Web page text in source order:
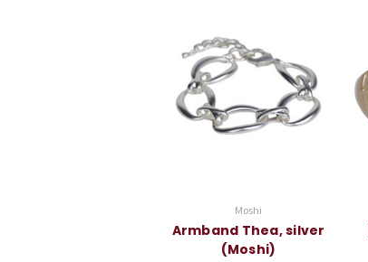
Moshi
Armband Thea, silver
(Moshi)